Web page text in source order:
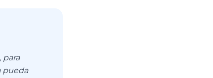
para
pueda